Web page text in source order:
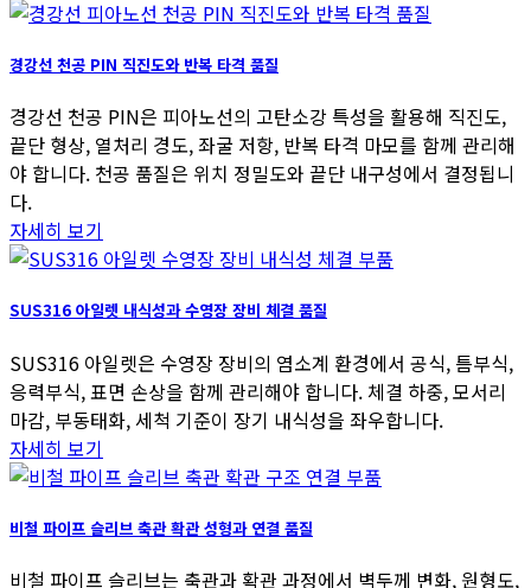
경강선 천공 PIN 직진도와 반복 타격 품질
경강선 천공 PIN은 피아노선의 고탄소강 특성을 활용해 직진도,
끝단 형상, 열처리 경도, 좌굴 저항, 반복 타격 마모를 함께 관리해
야 합니다. 천공 품질은 위치 정밀도와 끝단 내구성에서 결정됩니
다.
자세히 보기
SUS316 아일렛 내식성과 수영장 장비 체결 품질
SUS316 아일렛은 수영장 장비의 염소계 환경에서 공식, 틈부식,
응력부식, 표면 손상을 함께 관리해야 합니다. 체결 하중, 모서리
마감, 부동태화, 세척 기준이 장기 내식성을 좌우합니다.
자세히 보기
비철 파이프 슬리브 축관 확관 성형과 연결 품질
비철 파이프 슬리브는 축관과 확관 과정에서 벽두께 변화, 원형도,